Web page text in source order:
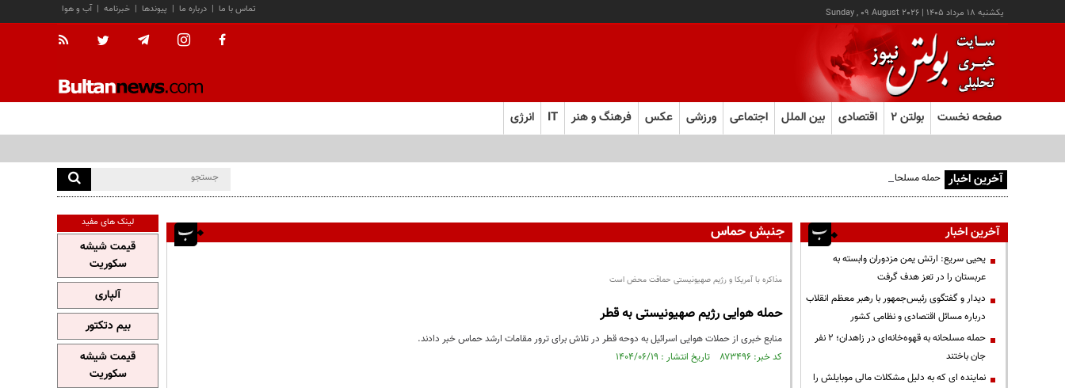
يکشنبه ۱۸ مرداد ۱۴۰۵ |
Sunday , 09 August 2026 آب و هوا | خبرنامه | پیوندها | درباره ما | تماس با ما
صفحه نخست بولتن ۲ اقتصادی بین الملل اجتماعی ورزشی عکس فرهنگ و هنر IT انرژی
آخرین اخبار حمله مسلحانه به قهوه‌خانه‌ای در زاهدان؛ ۲ نفر جان باختند
جنبش حماس
مذاکره با آمریکا و رژیم صهیونیستی حماقت محض است
حمله هوایی رژیم صهیونیستی به قطر
منابع خبری از حملات هوایی اسرائیل به دوحه قطر در تلاش برای ترور مقامات ارشد حماس خبر دادند.
کد خبر: ۸۷۳۴۹۶ تاریخ انتشار : ۱۴۰۴/۰۶/۱۹
آخرین اخبار
یحیی سریع: ارتش یمن مزدوران وابسته به
عربستان را در تعز هدف گرفت
دیدار و گفتگوی رئیس‌جمهور با رهبر معظم انقلاب
درباره مسائل اقتصادی و نظامی کشور
حمله مسلحانه به قهوه‌خانه‌ای در زاهدان؛ ۲ نفر
جان باختند
نماینده ای که به دلیل مشکلات مالی موبایلش را
لینک های مفید
قیمت شیشه
سکوریت
آلپاری
بیم دتکتور
قیمت شیشه
سکوریت